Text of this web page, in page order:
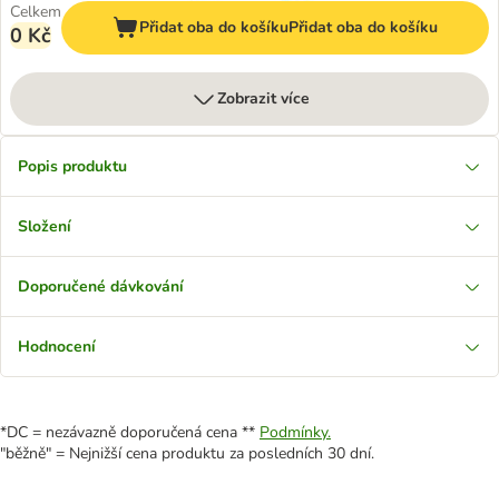
Celkem
0 Kč Přidat oba do košíkuPřidat oba do košíku
Zobrazit více
Popis produktu
Složení
Doporučené dávkování
Hodnocení
*DC = nezávazně doporučená cena ** Podmínky.
"běžně" = Nejnižší cena produktu za posledních 30 dní.